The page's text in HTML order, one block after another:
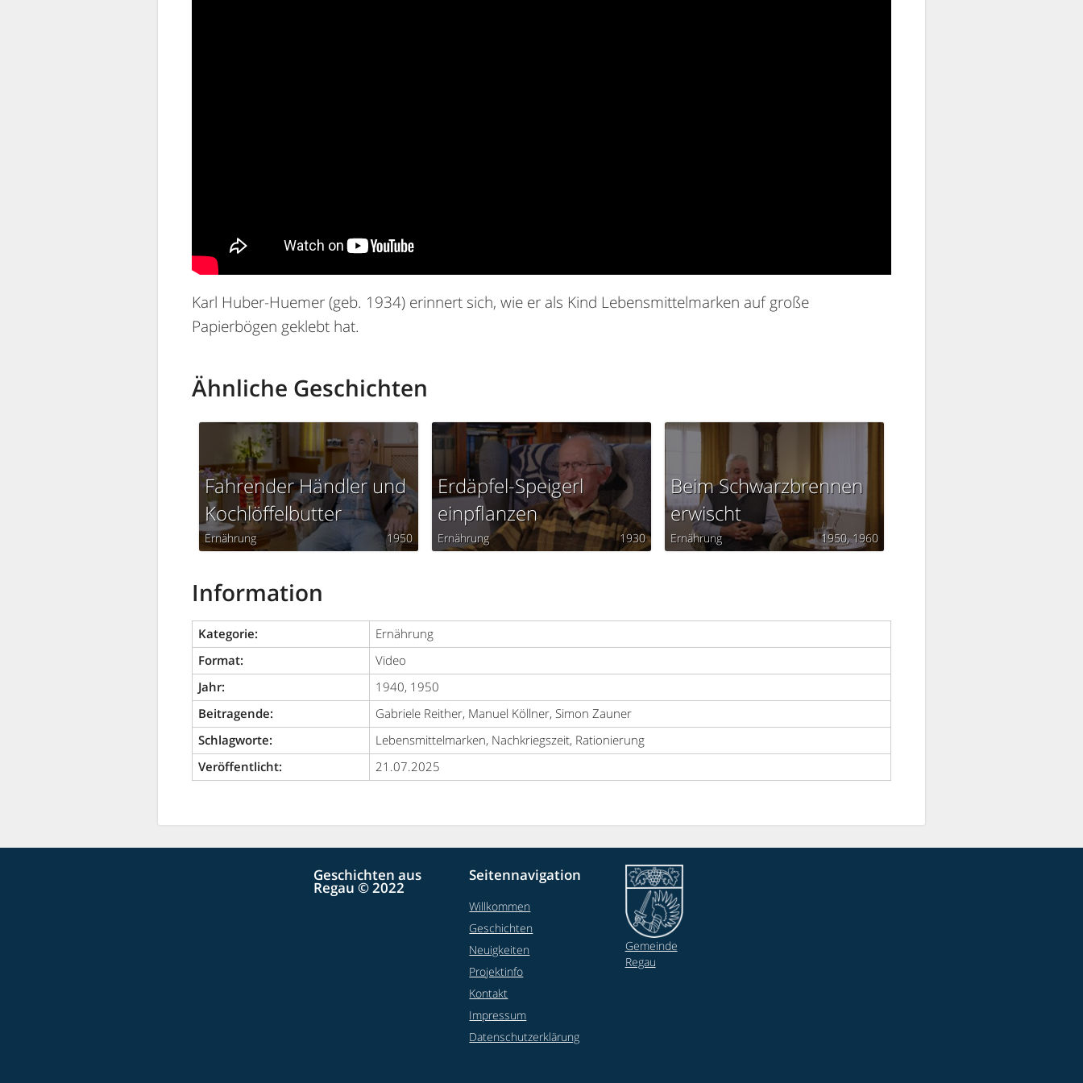
Karl Huber-Huemer (geb. 1934) erinnert sich, wie er als Kind Lebensmittelmarken auf große
Papierbögen geklebt hat.
Ähnliche Geschichten
Fahrender Händler und
Kochlöffelbutter
Ernährung 1950
Erdäpfel-Speigerl
einpflanzen
Ernährung 1930
Beim Schwarzbrennen
erwischt
Ernährung 1950 1960
Information
Kategorie:
Ernährung
Format:
Video
Jahr:
1940, 1950
Beitragende:
Gabriele Reither, Manuel Köllner, Simon Zauner
Schlagworte:
Lebensmittelmarken, Nachkriegszeit, Rationierung
Veröffentlicht:
21.07.2025
Geschichten aus
Regau © 2022
Seitennavigation
Willkommen
Geschichten
Neuigkeiten
Projektinfo
Kontakt
Impressum
Datenschutzerklärung
Gemeinde
Regau